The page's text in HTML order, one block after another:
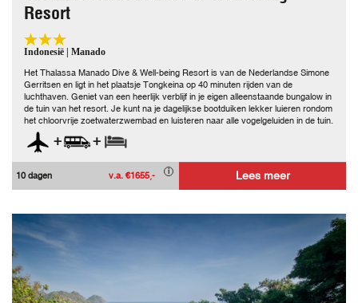
Resort
Indonesië | Manado
Het Thalassa Manado Dive & Well-being Resort is van de Nederlandse Simone
Gerritsen en ligt in het plaatsje Tongkeina op 40 minuten rijden van de
luchthaven. Geniet van een heerlijk verblijf in je eigen alleenstaande bungalow in
de tuin van het resort. Je kunt na je dagelijkse bootduiken lekker luieren rondom
het chloorvrije zoetwaterzwembad en luisteren naar alle vogelgeluiden in de tuin.
+ +
10 dagen v.a. €1655,- Lees meer